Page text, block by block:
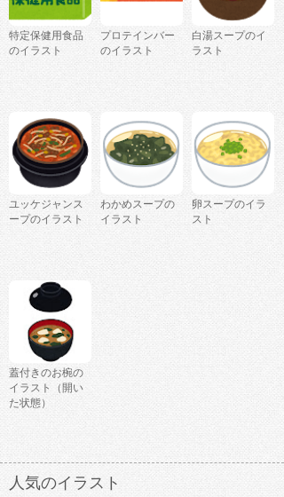
特定保健用食品
のイラスト
プロテインバー
のイラスト
白湯スープのイ
ラスト
ユッケジャンス
ープのイラスト
わかめスープの
イラスト
卵スープのイラ
スト
蓋付きのお椀の
イラスト（開い
た状態）
人気のイラスト